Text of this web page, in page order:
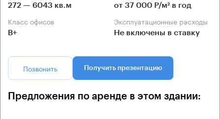
272 — 6043 кв.м от 37 000 Р/м² в год
Класс офисов
B+
Эксплуатационные расходы
Не включены в ставку
Позвонить Получить презентацию
Предложения по аренде в этом здании: